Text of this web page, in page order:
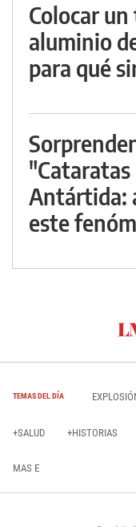
Colocar
aluminio
para qué
"Cataratas
Antártida:
este
TEMAS DEL DÍA
+SALUD +HISTORIAS
MAS E